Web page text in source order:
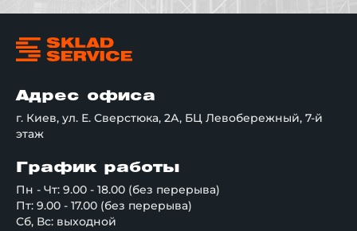
Адрес офиса
г. Киев, ул. Е. Сверстюка, 2А, БЦ Левобережный, 7-й
этаж
График работы
Пн - Чт: 9.00 - 18.00 (без перерыва)
Пт: 9.00 - 17.00 (без перерыва)
Сб, Вс: выходной